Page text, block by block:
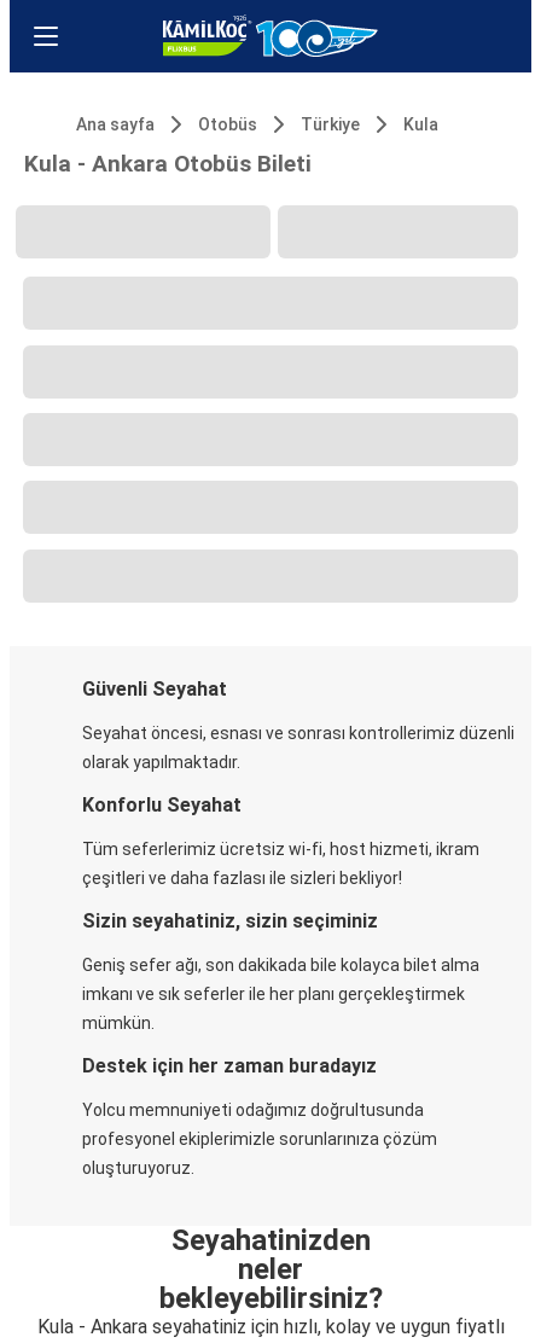
Ana sayfa Otobüs Türkiye Kula
Kula - Ankara Otobüs Bileti
Güvenli Seyahat
Seyahat öncesi, esnası ve sonrası kontrollerimiz düzenli
olarak yapılmaktadır.
Konforlu Seyahat
Tüm seferlerimiz ücretsiz wi-fi, host hizmeti, ikram
çeşitleri ve daha fazlası ile sizleri bekliyor!
Sizin seyahatiniz, sizin seçiminiz
Geniş sefer ağı, son dakikada bile kolayca bilet alma
imkanı ve sık seferler ile her planı gerçekleştirmek
mümkün.
Destek için her zaman buradayız
Yolcu memnuniyeti odağımız doğrultusunda
profesyonel ekiplerimizle sorunlarınıza çözüm
oluşturuyoruz.
Seyahatinizden
neler
bekleyebilirsiniz?
Kula - Ankara seyahatiniz için hızlı, kolay ve uygun fiyatlı